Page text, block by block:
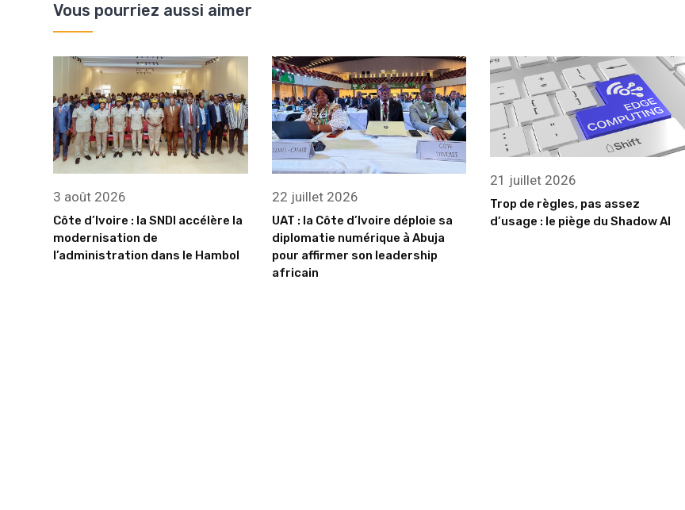
Vous pourriez aussi aimer
3 août 2026
Côte d’Ivoire : la SNDI accélère la
modernisation de
l’administration dans le Hambol
22 juillet 2026
UAT : la Côte d’Ivoire déploie sa
diplomatie numérique à Abuja
pour affirmer son leadership
africain
21 juillet 2026
Trop de règles, pas assez
d’usage : le piège du Shadow AI